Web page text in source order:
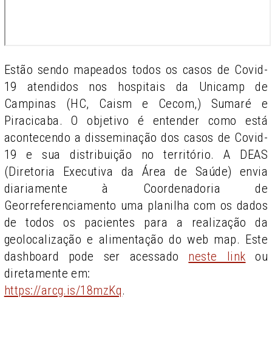
Estão sendo mapeados todos os casos de Covid-
19 atendidos nos hospitais da Unicamp de
Campinas (HC, Caism e Cecom,) Sumaré e
Piracicaba. O objetivo é entender como está
acontecendo a disseminação dos casos de Covid-
19 e sua distribuição no território. A DEAS
(Diretoria Executiva da Área de Saúde) envia
diariamente à Coordenadoria de
Georreferenciamento uma planilha com os dados
de todos os pacientes para a realização da
geolocalização e alimentação do web map. Este
dashboard pode ser acessado neste link ou
diretamente em:
https://arcg.is/18mzKq.